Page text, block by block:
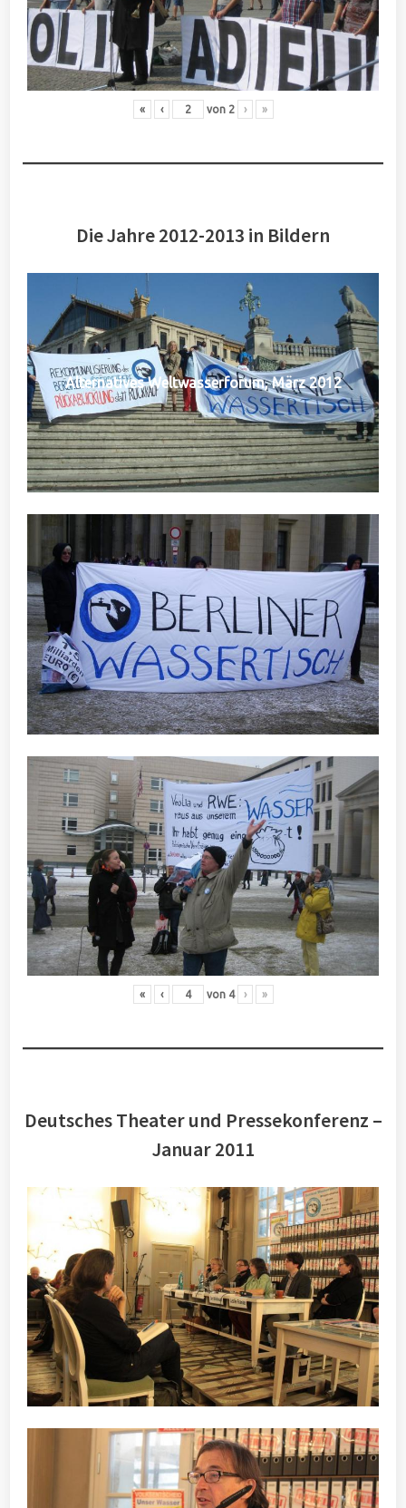
« ‹ von 2 › »
Die Jahre 2012-2013 in Bildern
Alternatives Weltwasserforum, März 2012
« ‹ von 4 › »
Deutsches Theater und Pressekonferenz –
Januar 2011